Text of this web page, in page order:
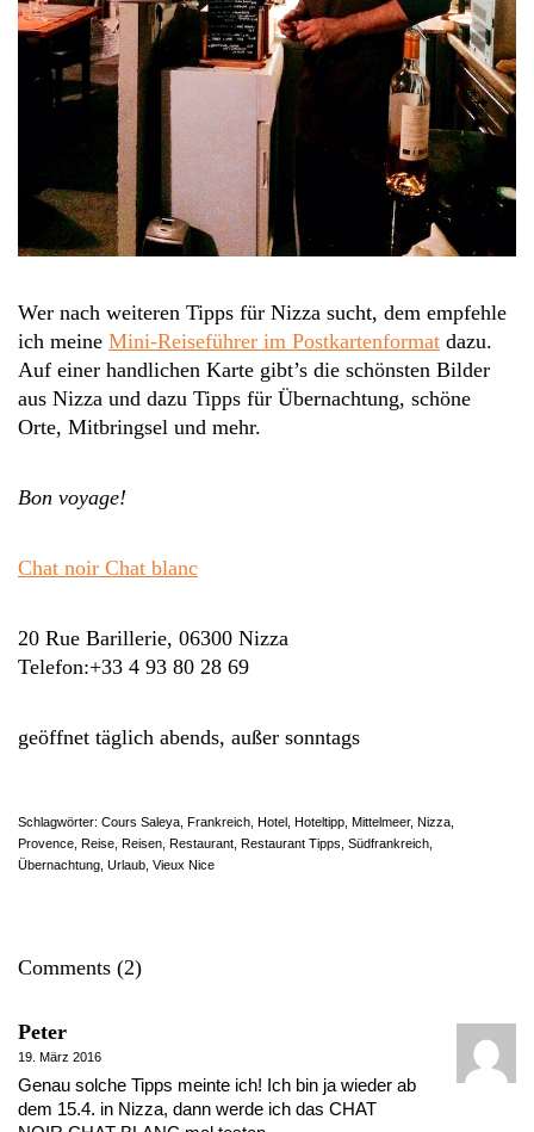
Wer nach weiteren Tipps für Nizza sucht, dem empfehle
ich meine Mini-Reiseführer im Postkartenformat dazu.
Auf einer handlichen Karte gibt’s die schönsten Bilder
aus Nizza und dazu Tipps für Übernachtung, schöne
Orte, Mitbringsel und mehr.
Bon voyage!
Chat noir Chat blanc
20 Rue Barillerie, 06300 Nizza
Telefon:+33 4 93 80 28 69
geöffnet täglich abends, außer sonntags
Schlagwörter: Cours Saleya Frankreich Hotel Hoteltipp Mittelmeer, Nizza
Provence Reise Reisen Restaurant Restaurant Tipps Südfrankreich
Übernachtung Urlaub Vieux Nice
Comments (2)
Peter
19. März 2016
Genau solche Tipps meinte ich! Ich bin ja wieder ab
dem 15.4. in Nizza, dann werde ich das CHAT